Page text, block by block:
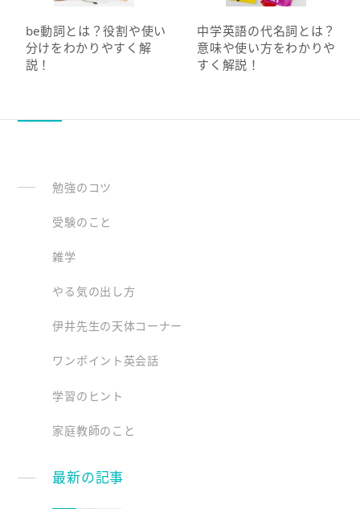
be動詞とは？役割や使い
分けをわかりやすく解
説！
中学英語の代名詞とは？
意味や使い方をわかりや
すく解説！
勉強のコツ
受験のこと
雑学
やる気の出し方
伊井先生の天体コーナー
ワンポイント英会話
学習のヒント
家庭教師のこと
最新の記事